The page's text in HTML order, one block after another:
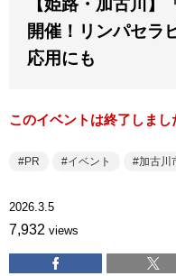
【姫路・加古川
開催！リンパセラ
応用にも
このイベントは終了しまし
PR イベント 加古川
2026.3.5
7,932 views